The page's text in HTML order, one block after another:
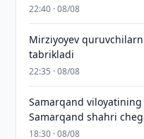
22:40 · 08/08
Mirziyoyev
tabrikladi
22:35 · 08/08
Samarqand
Samarqand shahri
18:30 · 08/08